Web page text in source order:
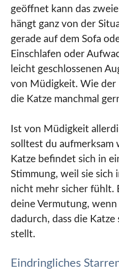
geöffnet kann das
hängt ganz von der
gerade auf dem Sofa
Einschlafen oder
leicht geschlossenen
von Müdigkeit. Wie der
die Katze manchmal
Ist von Müdigkeit
solltest du aufmerksam
Katze befindet sich in
Stimmung, weil sie sich
nicht mehr sicher fühlt.
deine Vermutung,
dadurch, dass die
stellt.
Eindringliches